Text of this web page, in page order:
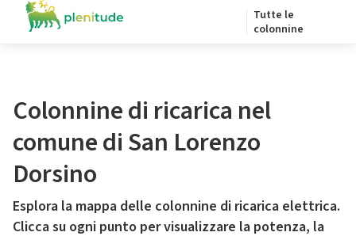
Tutte le
colonnine
Colonnine di ricarica nel
comune di San Lorenzo
Dorsino
Esplora la mappa delle colonnine di ricarica elettrica.
Clicca su ogni punto per visualizzare la potenza, la